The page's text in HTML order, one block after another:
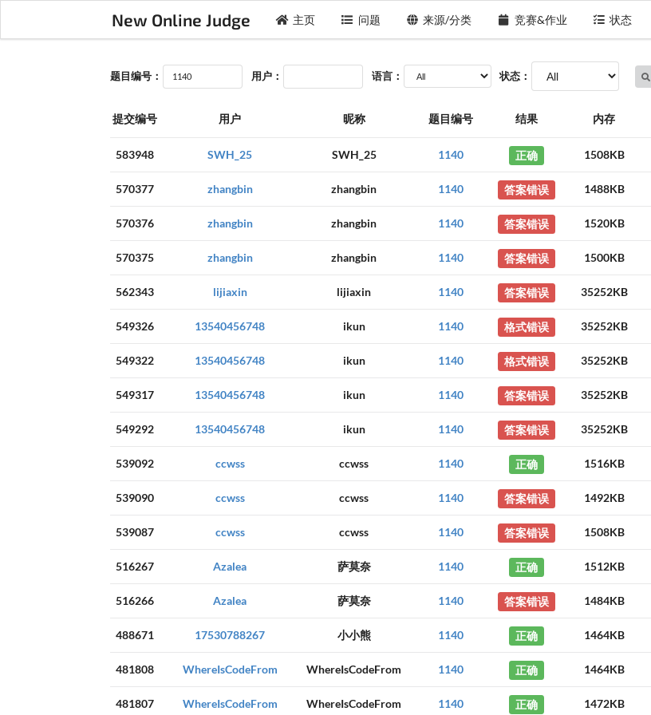
New Online Judge 主页 问题 来源/分类 竞赛&作业 状态
题目编号： 用户： 语言： 状态：
提交编号 用户 昵称 题目编号 结果 内存
583948 SWH_25 SWH_25 1140 正确 1508KB
570377 zhangbin zhangbin 1140 答案错误 1488KB
570376 zhangbin zhangbin 1140 答案错误 1520KB
570375 zhangbin zhangbin 1140 答案错误 1500KB
562343 lijiaxin lijiaxin 1140 答案错误 35252KB
549326 13540456748 ikun 1140 格式错误 35252KB
549322 13540456748 ikun 1140 格式错误 35252KB
549317 13540456748 ikun 1140 答案错误 35252KB
549292 13540456748 ikun 1140 答案错误 35252KB
539092 ccwss ccwss 1140 正确 1516KB
539090 ccwss ccwss 1140 答案错误 1492KB
539087 ccwss ccwss 1140 答案错误 1508KB
516267 Azalea 萨莫奈 1140 正确 1512KB
516266 Azalea 萨莫奈 1140 答案错误 1484KB
488671 17530788267 小小熊 1140 正确 1464KB
481808 WhereIsCodeFrom WhereIsCodeFrom 1140 正确 1464KB
481807 WhereIsCodeFrom WhereIsCodeFrom 1140 正确 1472KB